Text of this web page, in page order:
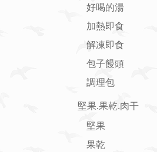
好喝的湯
加熱即食
解凍即食
包子饅頭
調理包
堅果.果乾.肉干
堅果
果乾